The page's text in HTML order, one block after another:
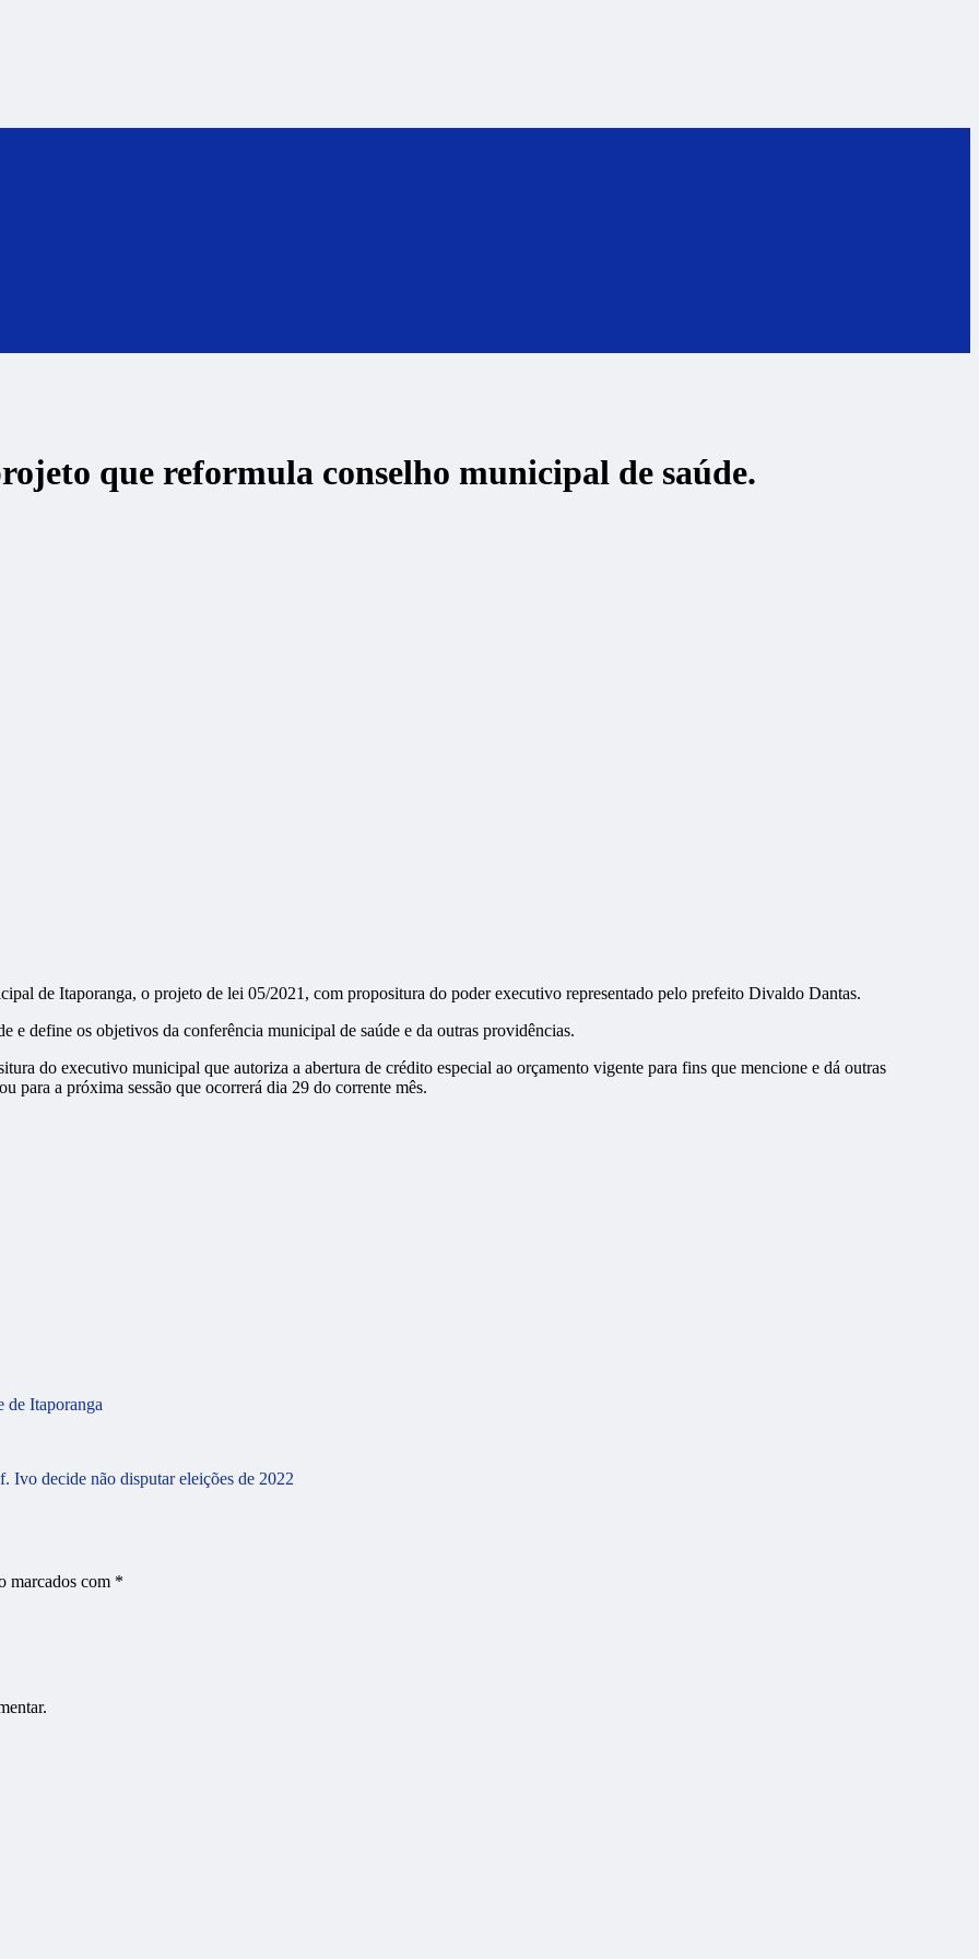
que reformula conselho municipal de saúde.
de Itaporanga, o projeto de lei 05/2021, com propositura do poder executivo representado pelo prefeito Divaldo Dantas.
define os objetivos da conferência municipal de saúde e da outras providências.
do executivo municipal que autoriza a abertura de crédito especial ao orçamento vigente para fins que mencione e dá outras
para a próxima sessão que ocorrerá dia 29 do corrente mês.
de Itaporanga
Ivo decide não disputar eleições de 2022
marcados com *